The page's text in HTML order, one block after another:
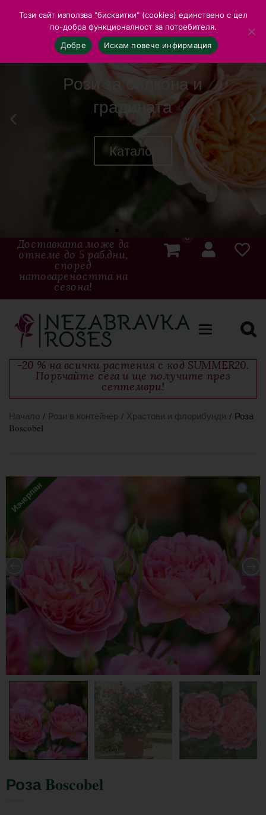
Рози за балкона и
градината
Каталог
Доставката може да
отнеме до 5 раб.дни,
според
натовареността на
сезона!
0
Toggle
-20 % на всички растения с код SUMMER20.
Поръчайте сега и ще получите през
септември!
Начало / Рози в контейнер / Храстови и флорибунди / Роза
Boscobel
Изчерпан
Роза Boscobel
Този сайт използва "бисквитки" (cookies) единствено с цел
по-добра функционалност за потребителя.
Добре
Искам повече инфирмация